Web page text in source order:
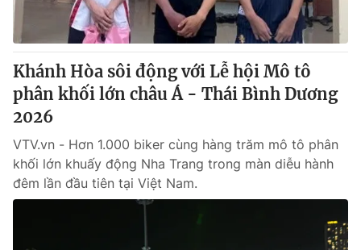
Khánh Hòa sôi động với Lễ hội Mô tô
phân khối lớn châu Á - Thái Bình Dương
2026
VTV.vn - Hơn 1.000 biker cùng hàng trăm mô tô phân
khối lớn khuấy động Nha Trang trong màn diễu hành
đêm lần đầu tiên tại Việt Nam.